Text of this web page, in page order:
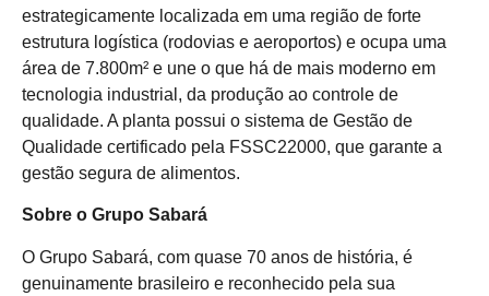
estrategicamente localizada em uma região de forte
estrutura logística (rodovias e aeroportos) e ocupa uma
área de 7.800m² e une o que há de mais moderno em
tecnologia industrial, da produção ao controle de
qualidade. A planta possui o sistema de Gestão de
Qualidade certificado pela FSSC22000, que garante a
gestão segura de alimentos.
Sobre o Grupo Sabará
O Grupo Sabará, com quase 70 anos de história, é
genuinamente brasileiro e reconhecido pela sua